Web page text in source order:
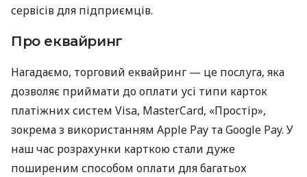
сервісів для підприємців.
Про еквайринг
Нагадаємо, торговий еквайринг — це послуга, яка
дозволяє приймати до оплати усі типи карток
платіжних систем Visa, MasterCard, «Простір»,
зокрема з використанням Apple Pay та Google Pay. У
наш час розрахунки карткою стали дуже
поширеним способом оплати для багатьох